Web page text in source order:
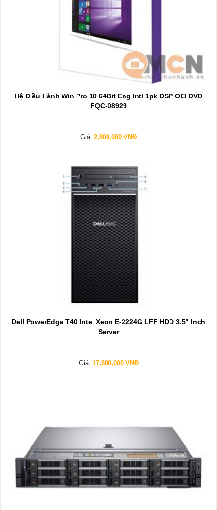
Hệ Điều Hành Win Pro 10 64Bit Eng Intl 1pk DSP OEI DVD
FQC-08929
Giá: 2,800,000 VNĐ
Dell PowerEdge T40 Intel Xeon E-2224G LFF HDD 3.5" Inch
Server
Giá: 17,800,000 VNĐ